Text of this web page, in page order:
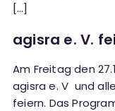
[…]
agisra e. V.
Am Freitag den
agisra e. V und
feiern. Das